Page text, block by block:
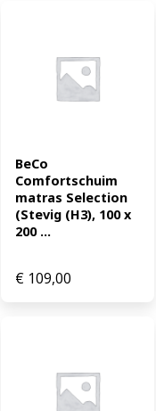
BeCo
Comfortschuim
matras Selection
(Stevig (H3), 100 x
200 ...
€109,00